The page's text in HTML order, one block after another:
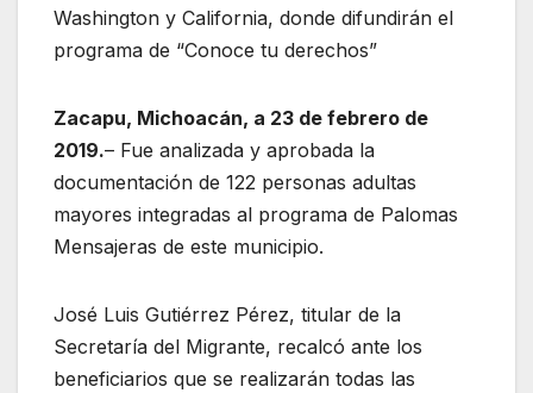
Washington y California, donde difundirán el
programa de “Conoce tu derechos”
Zacapu, Michoacán, a 23 de febrero de
2019.– Fue analizada y aprobada la
documentación de 122 personas adultas
mayores integradas al programa de Palomas
Mensajeras de este municipio.
José Luis Gutiérrez Pérez, titular de la
Secretaría del Migrante, recalcó ante los
beneficiarios que se realizarán todas las